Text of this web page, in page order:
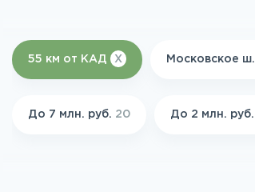
55 км от КАД X Московское ш.
До 7 млн. руб. 20 До 2 млн. руб.